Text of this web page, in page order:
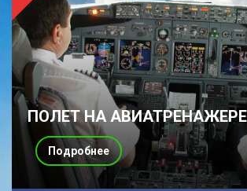
ПОЛЕТ НА
Подробнее